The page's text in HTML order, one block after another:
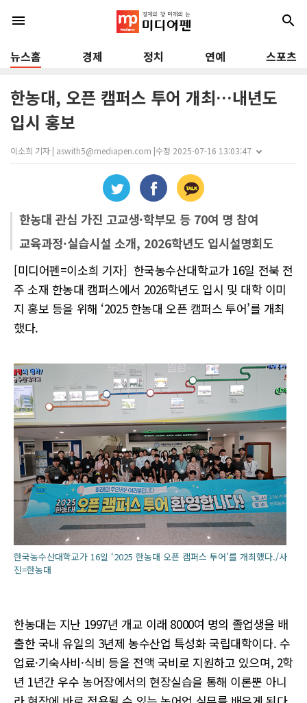
menu search
뉴스홈 경제 정치 연예 스포츠
한농대, 오픈 캠퍼스 투어 개최…내년도
입시 홍보
이소희 기자 | aswith5@mediapen.com |수정 2025-07-16 13:03:47
한농대 관심 가진 고교생·학부모 등 70여 명 참여
교육과정·실습시설 소개, 2026학년도 입시설명회도
[미디어펜=이소희 기자] 한국농수산대학교가 16일 전북 전
주 소재 한농대 캠퍼스에서 2026학년도 입시 및 대학 이미
지 홍보 등을 위해 ‘2025 한농대 오픈 캠퍼스 투어’를 개최
했다.
한국농수산대학교가 16일 ‘2025 한농대 오픈 캠퍼스 투어’를 개최했다./사
진=한농대
한농대는 지난 1997년 개교 이래 8000여 명의 졸업생을 배
출한 국내 유일의 3년제 농수산업 특성화 국립대학이다. 수
업료·기숙사비·식비 등을 전액 국비로 지원하고 있으며, 2학
년 1년간 우수 농어장에서의 현장실습을 통해 이론뿐 아니